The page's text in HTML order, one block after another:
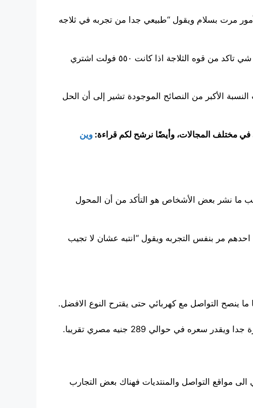
مرت بسلام ويقول “طبيعي جدا من تجربه في ثلاجه
الجدير بالذكر هناك العديد من النصائح المختلفة للأشخاص الذين قاموا بذلك الشيء حيث يقول أحدهم “اهم شي تاكد من قوه الثلاجة اذا كانت ٥٥٠ فولت اشتري
الأكبر من النصائح الموجودة تشير إلى أن الحل
في مختلف المجالات، وأيضًا نرشح لكم قراءة: وين
ما نشر بعض الأشخاص هو التأكد من أن المحول
مر بنفس التجربه ويقول “انتبه عشان لا تجيب
ينصح التواصل مع كهربائي حتى يقترح النوع الافضل.
في حوالي 289 جنيه مصري تقريبا.
مواقع التواصل والمنتديات فهناك بعض التجارب